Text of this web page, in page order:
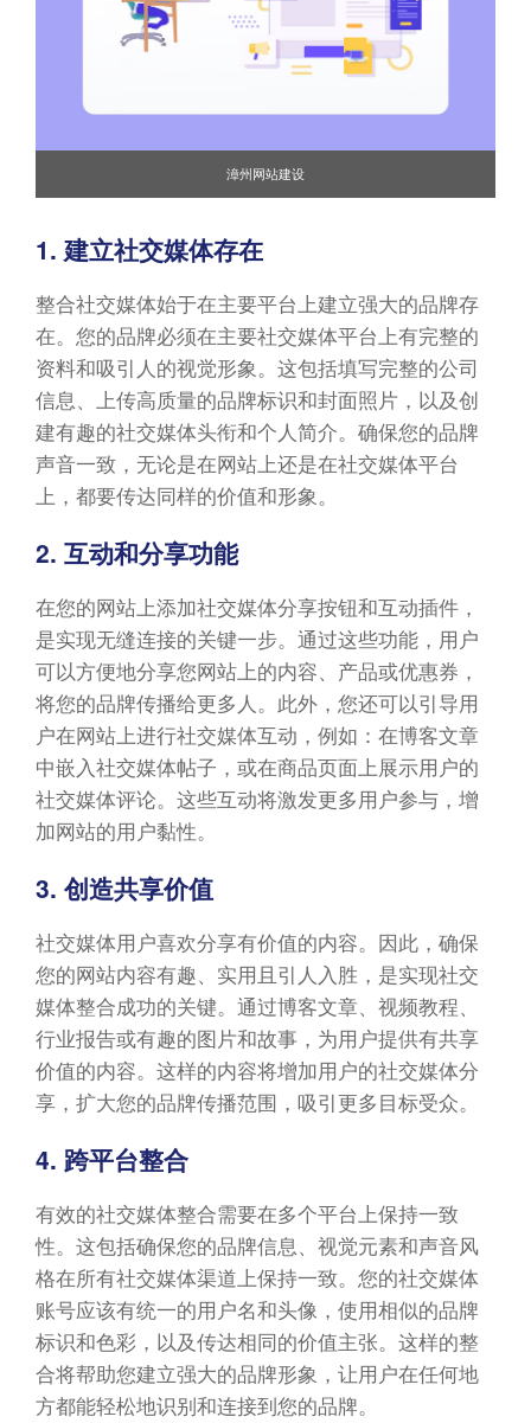
漳州网站建设
1. 建立社交媒体存在
整合社交媒体始于在主要平台上建立强大的品牌存
在。您的品牌必须在主要社交媒体平台上有完整的
资料和吸引人的视觉形象。这包括填写完整的公司
信息、上传高质量的品牌标识和封面照片，以及创
建有趣的社交媒体头衔和个人简介。确保您的品牌
声音一致，无论是在网站上还是在社交媒体平台
上，都要传达同样的价值和形象。
2. 互动和分享功能
在您的网站上添加社交媒体分享按钮和互动插件，
是实现无缝连接的关键一步。通过这些功能，用户
可以方便地分享您网站上的内容、产品或优惠券，
将您的品牌传播给更多人。此外，您还可以引导用
户在网站上进行社交媒体互动，例如：在博客文章
中嵌入社交媒体帖子，或在商品页面上展示用户的
社交媒体评论。这些互动将激发更多用户参与，增
加网站的用户黏性。
3. 创造共享价值
社交媒体用户喜欢分享有价值的内容。因此，确保
您的网站内容有趣、实用且引人入胜，是实现社交
媒体整合成功的关键。通过博客文章、视频教程、
行业报告或有趣的图片和故事，为用户提供有共享
价值的内容。这样的内容将增加用户的社交媒体分
享，扩大您的品牌传播范围，吸引更多目标受众。
4. 跨平台整合
有效的社交媒体整合需要在多个平台上保持一致
性。这包括确保您的品牌信息、视觉元素和声音风
格在所有社交媒体渠道上保持一致。您的社交媒体
账号应该有统一的用户名和头像，使用相似的品牌
标识和色彩，以及传达相同的价值主张。这样的整
合将帮助您建立强大的品牌形象，让用户在任何地
方都能轻松地识别和连接到您的品牌。